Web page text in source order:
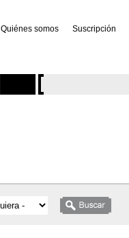
Quiénes somos Suscripción